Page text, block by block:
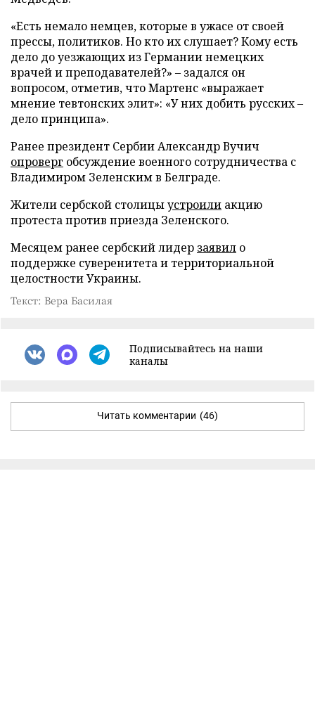
«Есть немало немцев, которые в ужасе от своей
прессы, политиков. Но кто их слушает? Кому есть
дело до уезжающих из Германии немецких
врачей и преподавателей?» – задался он
вопросом, отметив, что Мартенс «выражает
мнение тевтонских элит»: «У них добить русских –
дело принципа».
Ранее президент Сербии Александр Вучич
опроверг обсуждение военного сотрудничества с
Владимиром Зеленским в Белграде.
Жители сербской столицыустроили акцию
протеста против приезда Зеленского.
Месяцем ранее сербский лидер заявил о
поддержке суверенитета и территориальной
целостности Украины.
Текст: Вера Басилая
Подписывайтесь на наши
каналы
Читать комментарии (46)